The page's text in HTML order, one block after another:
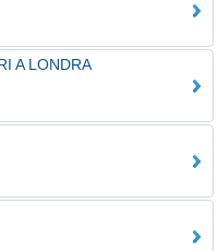
A LONDRA